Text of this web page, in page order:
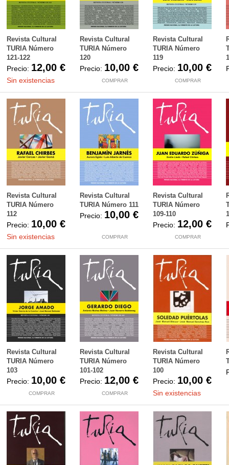
Revista Cultural
TURIA Número
121-122
Precio: 12,00 €
Sin existencias
Revista Cultural
TURIA Número
120
Precio: 10,00 €
COMPRAR
Revista Cultural
TURIA Número
119
Precio: 10,00 €
COMPRAR
Revista Cultural
TURIA Número
112
Precio: 10,00 €
Sin existencias
Revista Cultural
TURIA Número 111
Precio: 10,00 €
COMPRAR
Revista Cultural
TURIA Número
109-110
Precio: 12,00 €
COMPRAR
Revista Cultural
TURIA Número
103
Precio: 10,00 €
COMPRAR
Revista Cultural
TURIA Número
101-102
Precio: 12,00 €
COMPRAR
Revista Cultural
TURIA Número
100
Precio: 10,00 €
Sin existencias